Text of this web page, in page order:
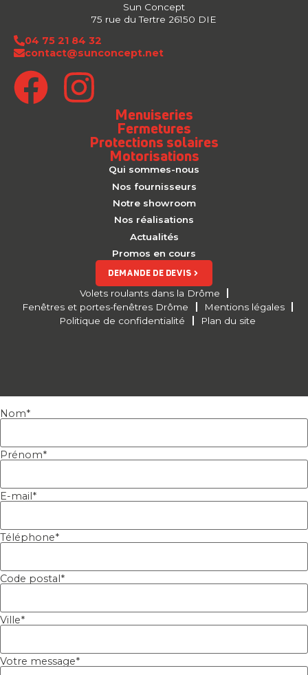
Sun Concept
75 rue du Tertre 26150 DIE
04 75 21 84 32
contact@sunconcept.net
Menuiseries
Fermetures
Protections solaires
Motorisations
Qui sommes-nous
Nos fournisseurs
Notre showroom
Nos réalisations
Actualités
Promos en cours
DEMANDE DE DEVIS
Volets roulants dans la Drôme
Fenêtres et portes-fenêtres Drôme
Mentions légales
Politique de confidentialité
Plan du site
Nom*
Prénom*
E-mail*
Téléphone*
Code postal*
Ville*
Votre message*